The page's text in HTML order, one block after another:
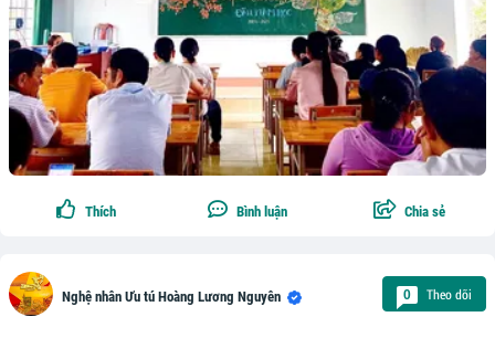
Thích Bình luận Chia sẻ
Nghệ nhân Ưu tú Hoàng Lương Nguyên 0 Theo dõi